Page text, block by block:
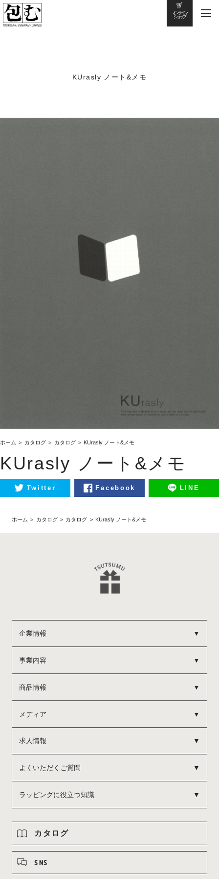
オンライン
ショップ
KUrasly ノート&メモ
ホーム カタログ カタログ KUrasly ノート&メモ
KUrasly ノート&メモ
Twitter Facebook LINE
ホーム カタログ カタログ KUrasly ノート&メモ
カタログ
SNS
企業情報
事業内容
商品情報
メディア
求人情報
よくいただくご質問
ラッピングに役立つ知識